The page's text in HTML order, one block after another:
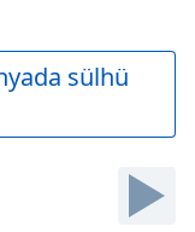
sülhü